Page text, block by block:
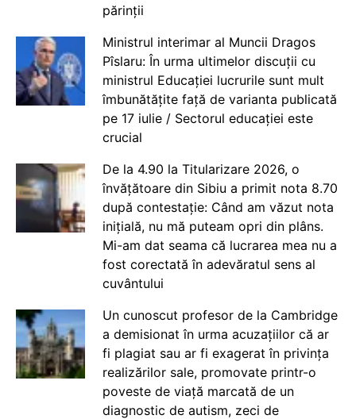
părinții
Ministrul interimar al Muncii Dragos
Pîslaru: În urma ultimelor discuții cu
ministrul Educației lucrurile sunt mult
îmbunătățite față de varianta publicată
pe 17 iulie / Sectorul educației este
crucial
De la 4.90 la Titularizare 2026, o
învățătoare din Sibiu a primit nota 8.70
după contestație: Când am văzut nota
inițială, nu mă puteam opri din plâns.
Mi-am dat seama că lucrarea mea nu a
fost corectată în adevăratul sens al
cuvântului
Un cunoscut profesor de la Cambridge
a demisionat în urma acuzațiilor că ar
fi plagiat sau ar fi exagerat în privința
realizărilor sale, promovate printr-o
poveste de viață marcată de un
diagnostic de autism, zeci de